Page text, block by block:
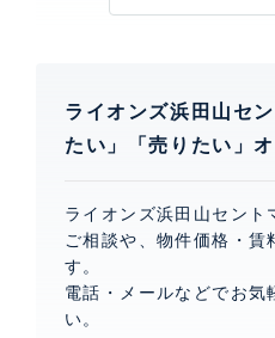
ライオンズ浜田山セ
たい」「売りたい」
ライオンズ浜田山セント
ご相談や、物件価格・賃
す。
電話・メールなどでお気
い。